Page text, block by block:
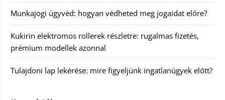
Munkajogi ügyvéd: hogyan védheted meg jogaidat előre?
Kukirin elektromos rollerek részletre: rugalmas fizetés,
prémium modellek azonnal
Tulajdoni lap lekérése: mire figyeljünk ingatlanügyek előtt?